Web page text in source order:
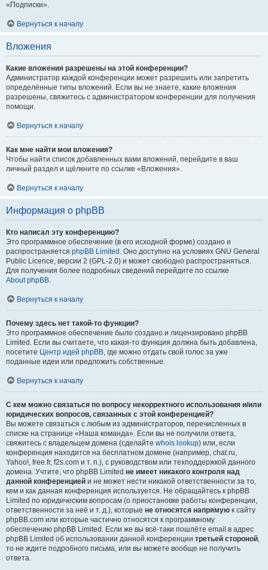
«Подписки».
Вернуться к началу
Вложения
Какие вложения разрешены на этой конференции?
Администратор каждой конференции может разрешить или запретить
определённые типы вложений. Если вы не знаете, какие вложения
разрешены, свяжитесь с администратором конференции для получения
помощи.
Вернуться к началу
Как мне найти мои вложения?
Чтобы найти список добавленных вами вложений, перейдите в ваш
личный раздел и щёлкните по ссылке «Вложения».
Вернуться к началу
Информация о phpBB
Кто написал эту конференцию?
Это программное обеспечение (в его исходной форме) создано и
распространяется phpBB Limited . Оно доступно на условиях GNU General
Public Licence, версии 2 (GPL-2.0) и может свободно распространяться.
Для получения более подробных сведений перейдите по ссылке
About phpBB.
Вернуться к началу
Почему здесь нет такой-то функции?
Это программное обеспечение было создано и лицензировано phpBB
Limited. Если вы считаете, что какая-то функция должна быть добавлена,
посетите Центр идей phpBB, где можно отдать свой голос за уже
поданные идеи или предложить собственные.
Вернуться к началу
С кем можно связаться по вопросу некорректного использования и/или
юридических вопросов, связанных с этой конференцией?
Вы можете связаться с любым из администраторов, перечисленных в
списке на странице «Наша команда». Если вы не получили ответа,
свяжитесь с владельцем домена (сделайте whois lookup) или, если
конференция находится на бесплатном домене (например, chat.ru,
Yahoo!, free.fr, f2s.com и т. п.), с руководством или техподдержкой данного
домена. Учтите, что phpBB Limited не имеет никакого контроля над
данной конференцией и не может нести никакой ответственности за то,
кем и как данная конференция используется. Не обращайтесь к phpBB
Limited по юридическим вопросам (о приостановке работы конференции,
ответственности за неё и т. д.), которые не относятся напрямую к сайту
phpBB.com или которые частично относятся к программному
обеспечению phpBB Limited. Если же вы всё-таки пошлёте email в адрес
phpBB Limited об использовании данной конференции третьей стороной,
то не ждите подробного письма, или вы можете вообще не получить
ответа.